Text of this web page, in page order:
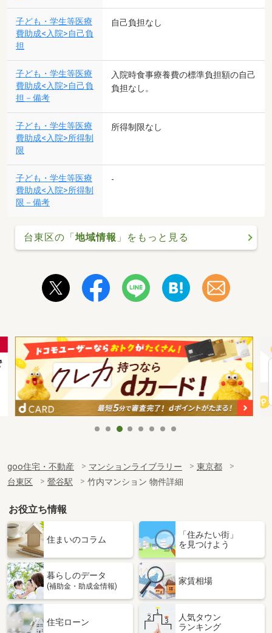
子ども・学生等医療
費助成<入院>自己負
担
自己負担なし
子ども・学生等医療
費助成<入院>自己負
担－備考
入院時食事療養費の標準負担額の自己
負担なし。
子ども・学生等医療
費助成<入院>所得制
限
所得制限なし
子ども・学生等医療
費助成<入院>所得制
限－備考
-
台東区の「地域情報 」をもっと見る
goo住宅・不動産 マンションライブラリー
東京都
台東区
鶯谷駅 竹内マンション 物件詳細
お役立ち情報
住まいのコラム
「住みたい街」
を見つけよう
暮らしのデータ
(補助金・助成金情報)
家賃相場
住宅ローン
人気タウン
ランキング